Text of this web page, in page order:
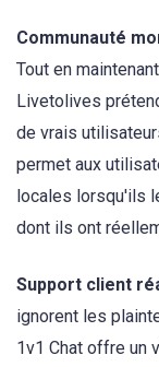
Communauté
Tout en
Livetolives
de vrais
permet aux
locales lorsqu'ils
dont ils ont
Support client
ignorent les
1v1 Chat offre un